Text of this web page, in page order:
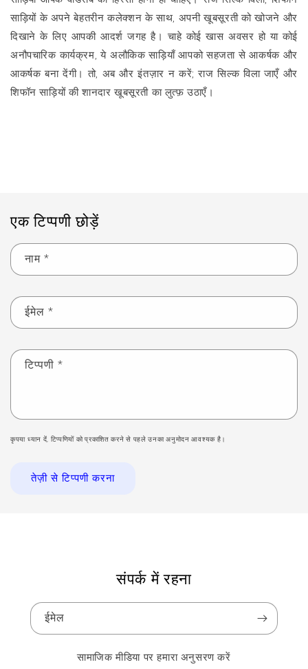
साड़ियों के अपने बेहतरीन कलेक्शन के साथ, अपनी खूबसूरती को खोजने और
दिखाने के लिए आपकी आदर्श जगह है। चाहे कोई खास अवसर हो या कोई
अनौपचारिक कार्यक्रम, ये अलौकिक साड़ियाँ आपको सहजता से आकर्षक और
आकर्षक बना देंगी। तो, अब और इंतज़ार न करें; राज सिल्क विला जाएँ और
शिफॉन साड़ियों की शानदार खूबसूरती का लुत्फ़ उठाएँ।
एक टिप्पणी छोड़ें
नाम *
ईमेल *
टिप्पणी *
कृपया ध्यान दें, टिप्पणियों को प्रकाशित करने से पहले उनका अनुमोदन आवश्यक है।
संपर्क में रहना
ईमेल
सामाजिक मीडिया पर हमारा अनुसरण करें